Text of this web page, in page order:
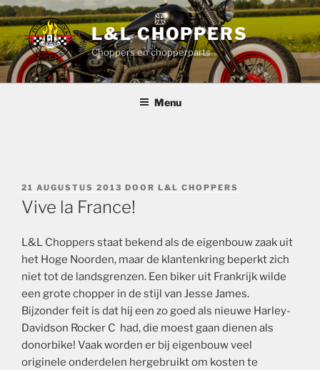
Ga
naar
de
inhoud
L&L CHOPPERS
Choppers en chopperparts
Menu
GEPLAATST
OP
21 AUGUSTUS 2013 DOOR L&L CHOPPERS
Vive la France!
L&L Choppers staat bekend als de eigenbouw zaak uit
het Hoge Noorden, maar de klantenkring beperkt zich
niet tot de landsgrenzen. Een biker uit Frankrijk wilde
een grote chopper in de stijl van Jesse James.
Bijzonder feit is dat hij een zo goed als nieuwe Harley-
Davidson Rocker C had, die moest gaan dienen als
donorbike! Vaak worden er bij eigenbouw veel
originele onderdelen hergebruikt om kosten te